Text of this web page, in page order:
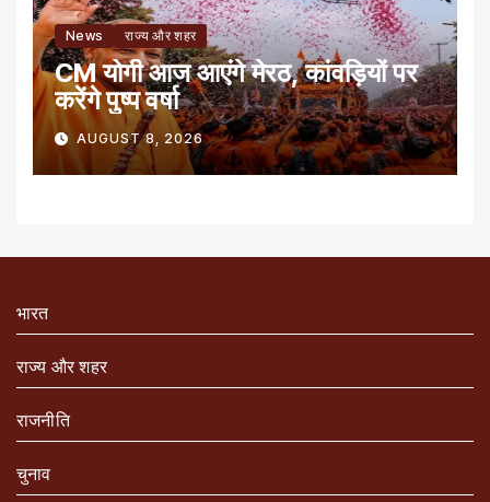
News राज्य और शहर
CM योगी आज आएंगे मेरठ, कांवड़ियों पर
करेंगे पुष्प वर्षा
AUGUST 8, 2026
भारत
राज्य और शहर
राजनीति
चुनाव